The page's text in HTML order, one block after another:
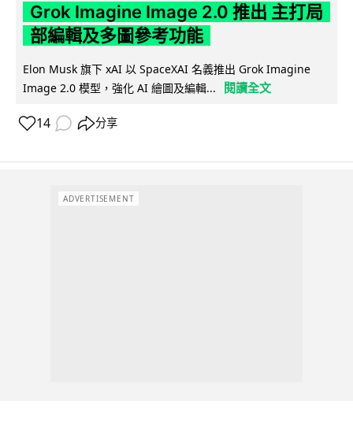
Grok Imagine Image 2.0 推出 主打局
部編輯及多圖參考功能
Elon Musk 旗下 xAI 以 SpaceXAI 名義推出 Grok Imagine
Image 2.0 模型，強化 AI 繪圖及編輯...
閱讀全文
14 分享
ADVERTISEMENT